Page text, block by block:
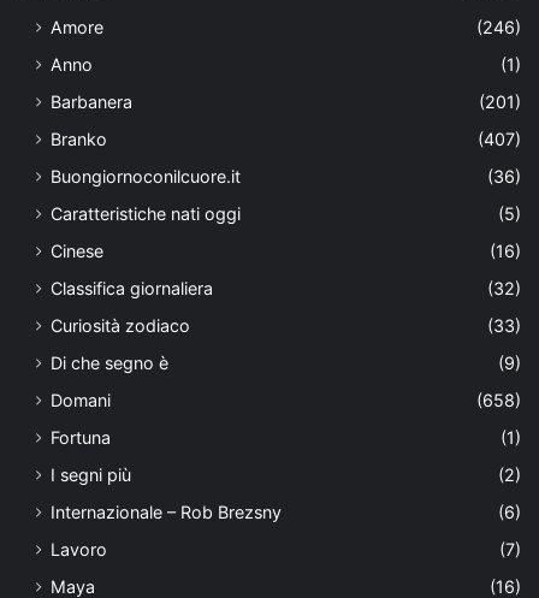
Amore
(246)
Anno
(1)
Barbanera
(201)
Branko
(407)
Buongiornoconilcuore.it
(36)
Caratteristiche nati oggi
(5)
Cinese
(16)
Classifica giornaliera
(32)
Curiosità zodiaco
(33)
Di che segno è
(9)
Domani
(658)
Fortuna
(1)
I segni più
(2)
Internazionale – Rob Brezsny
(6)
Lavoro
(7)
Maya
(16)